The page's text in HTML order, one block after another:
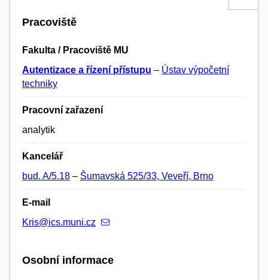
Pracoviště
Fakulta / Pracoviště MU
Autentizace a řízení přístupu – Ústav výpočetní
techniky
Pracovní zařazení
analytik
Kancelář
bud. A/5.18 – Šumavská 525/33, Veveří, Brno
E-mail
Kris@ics.muni.cz
Osobní informace